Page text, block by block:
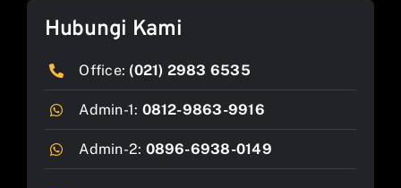
Hubungi Kami
Office: (021) 2983 6535
Admin-1: 0812-9863-9916
Admin-2: 0896-6938-0149